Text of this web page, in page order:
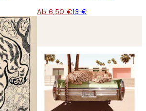
Ab 6,50 €13 €